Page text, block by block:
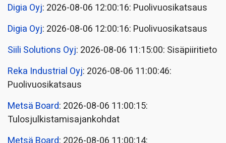
Digia Oyj: 2026-08-06 12:00:16: Puolivuosikatsaus
Digia Oyj: 2026-08-06 12:00:16: Puolivuosikatsaus
Siili Solutions Oyj: 2026-08-06 11:15:00: Sisäpiiritieto
Reka Industrial Oyj: 2026-08-06 11:00:46:
Puolivuosikatsaus
Metsä Board: 2026-08-06 11:00:15:
Tulosjulkistamisajankohdat